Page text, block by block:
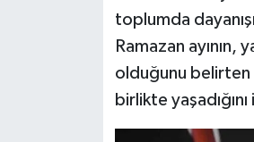
toplumda
Ramazan
olduğunu belirten
birlikte